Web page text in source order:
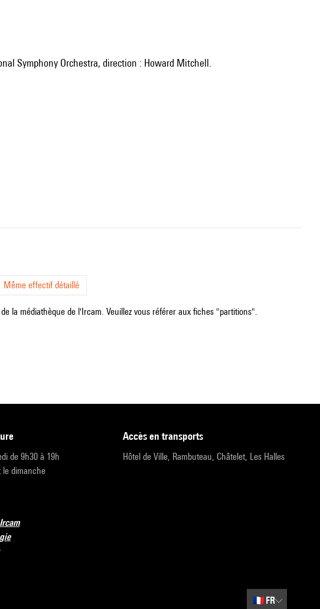
Symphony Orchestra, direction : Howard Mitchell.
Même effectif détaillé
la médiathèque de l'Ircam. Veuillez vous référer aux fiches "partitions".
de 9h30 à 19h
le dimanche
accès en transports
Hôtel de Ville, Rambuteau, Châtelet, Les Halles
🇫🇷 FR